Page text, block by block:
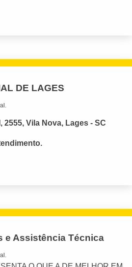
DE LAGES
2555, Vila Nova, Lages - SC
e Assistência Técnica